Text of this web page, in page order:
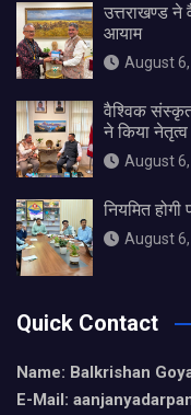
उत्तराखण्ड ने
आयाम
August
वैश्विक
ने किया नेतृत्व
August
नियमित होगी
August
Quick Contact
Name: Balkrishan
E-Mail: